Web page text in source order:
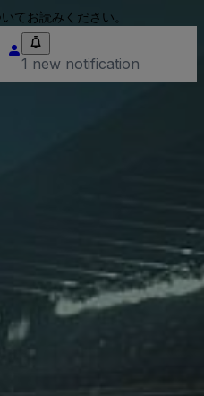
てお読みください。
1 new notification